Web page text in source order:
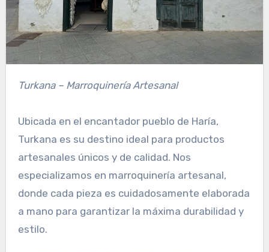
Turkana – Marroquinería Artesanal
Ubicada en el encantador pueblo de Haría,
Turkana es su destino ideal para productos
artesanales únicos y de calidad. Nos
especializamos en marroquinería artesanal,
donde cada pieza es cuidadosamente elaborada
a mano para garantizar la máxima durabilidad y
estilo.